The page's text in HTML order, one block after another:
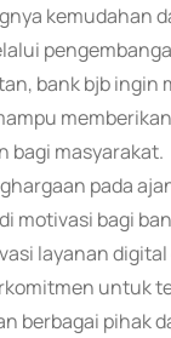
kemudahan
bank bjb ingin
bagi masyarakat.
pada
motivasi bagi
layanan
untuk
berbagai pihak